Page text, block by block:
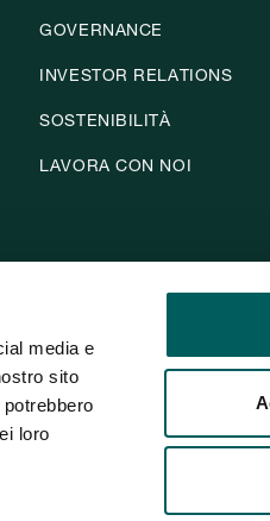
media e
sito
loro
GOVERNANCE
INVESTOR RELATIONS
SOSTENIBILITÀ
LAVORA CON NOI